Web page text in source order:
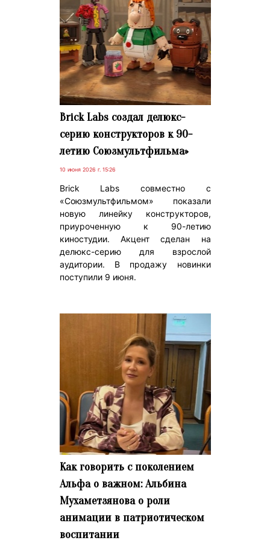
Brick Labs создал делюкс-
серию конструкторов к 90-
летию Союзмультфильма»
10 июня 2026 г. 15:26
Brick Labs совместно с
«Союзмультфильмом» показали
новую линейку конструкторов,
приуроченную к 90-летию
киностудии. Акцент сделан на
делюкс-серию для взрослой
аудитории. В продажу новинки
поступили 9 июня.
Как говорить с поколением
Альфа о важном: Альбина
Мухаметзянова о роли
анимации в патриотическом
воспитании